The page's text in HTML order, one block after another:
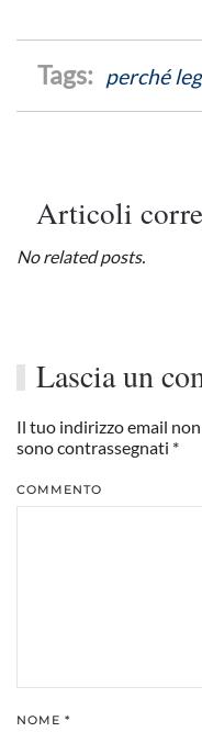
perché
Articoli
No related posts.
Lascia un
Il tuo indirizzo email
sono contrassegnati *
COMMENTO
NOME *